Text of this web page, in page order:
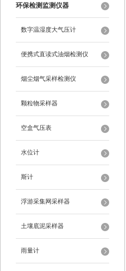
环保检测监测仪器
数字温湿度大气压计
便携式直读式油烟检测仪
烟尘烟气采样检测仪
颗粒物采样器
空盒气压表
水位计
斯计
浮游采集网采样器
土壤底泥采样器
雨量计